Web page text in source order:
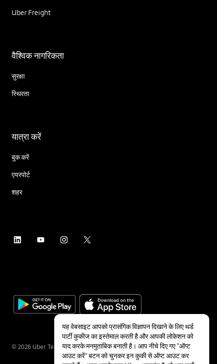
Uber Freight
वैश्विक नागरिकता
सुरक्षा
स्थिरता
यात्रा करें
बुक करें
एयरपोर्ट
शहर
© 2026 Uber Technologies Inc.
यह वेबसाइट आपको प्रासंगिक विज्ञापन दिखाने के लिए थर्ड
पार्टी कुकीज का इस्तेमाल करती है और आपकी लोकेशन को
याद करके मनमुताबिक बनाती है। आप नीचे दिए गए “ऑप्ट
आउट करें” बटन को चुनकर इन कुकी से ऑप्ट आउट कर